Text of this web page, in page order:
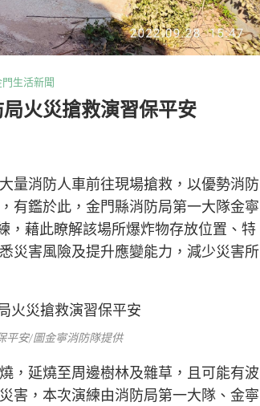
生活新聞
火災搶救演習保平安
量消防人車前往現場搶救，以優勢消防
有鑑於此，金門縣消防局第一大隊金寧
，藉此瞭解該場所爆炸物存放位置、特
災害風險及提升應變能力，減少災害所
平安/圖金寧消防隊提供
，延燒至周邊樹林及雜草，且可能有波
害，本次演練由消防局第一大隊、金寧